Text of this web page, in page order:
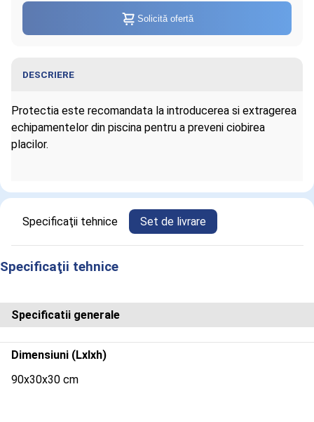
DESCRIERE
Protectia este recomandata la introducerea si extragerea
echipamentelor din piscina pentru a preveni ciobirea
placilor.
Solicită ofertă
Informaţii despre Protectie margine
Specificaţii tehnice Set de livrare
Specificaţii tehnice
Specificatii generale
Dimensiuni (Lxlxh)
90x30x30 cm